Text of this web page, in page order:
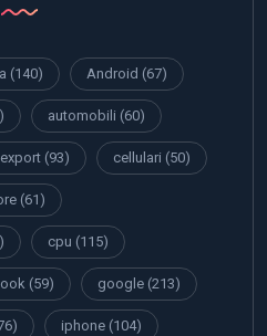
(140) Android (67)
automobili (60)
(93) cellulari (50)
(61)
cpu (115)
(59) google (213)
iphone (104)